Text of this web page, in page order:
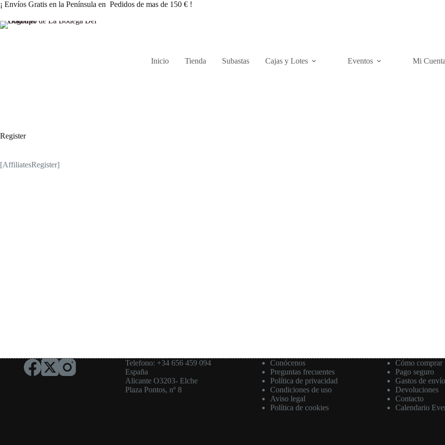
Saltar
contenido
¡ Envíos Gratis en la Península en Pedidos de mas de 150 € !
Inicio Tienda Subastas Cajas y Lotes Eventos Mi
Register
[AffiliatesRegister]
Telefono: +34 656 459 094
España
Alicante O3203- Elche
Plaza Pontos, nº 8
Conócenos
Preguntas frecuentes
Política de privacidad
Condiciones de uso
Aviso legal
Política de cookies
Cómo comprar
Pago seguro
Gastos de envío
Devoluciones
Contacto
Calendario